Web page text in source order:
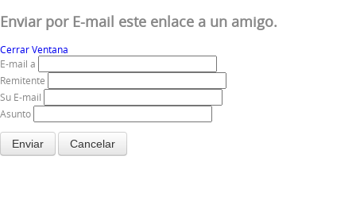
Enviar por E-mail este enlace a un amigo.
Cerrar Ventana
E-mail a
Remitente
Su E-mail
Asunto
Enviar Cancelar